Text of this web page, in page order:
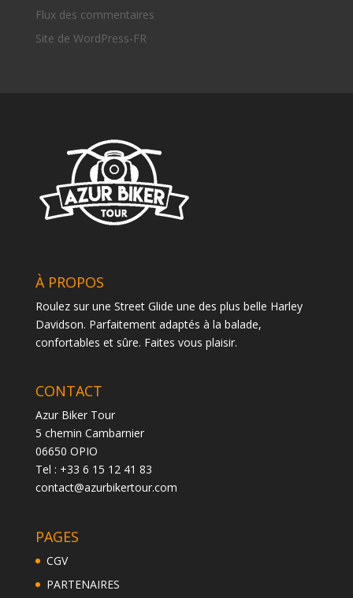
Flux des commentaires
Site de WordPress-FR
À PROPOS
Roulez sur une Street Glide une des plus belle Harley
Davidson. Parfaitement adaptés à la balade,
confortables et sûre. Faites vous plaisir.
CONTACT
Azur Biker Tour
5 chemin Cambarnier
06650 OPIO
Tel : +33 6 15 12 41 83
contact@azurbikertour.com
PAGES
CGV
PARTENAIRES